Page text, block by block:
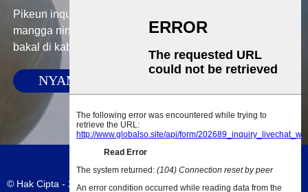
Pikeun inquiries ngeunaan produk urang atawa pricelist,
mangga ninggalkeun surélék anjeun ka kami sarta kami
bakal di kabaran dina 24 jam.
NYAMPUNKEUN
© Hak Cipta - 2010-2023 : Sadaya Hak Ditangtayungan. Peta situs